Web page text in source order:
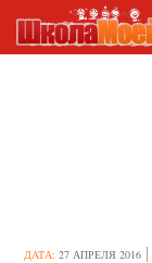
ДАТА:27 АПРЕЛЯ 2016